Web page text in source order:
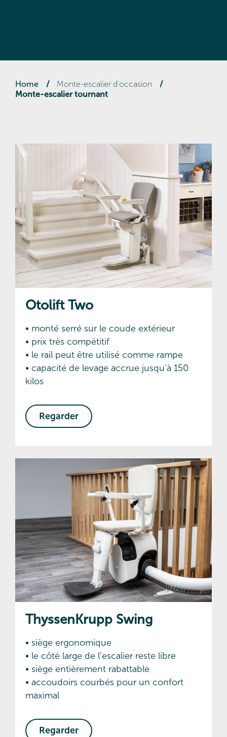
Home / Monte-escalier d’occasion
/
Monte-escalier tournant
Otolift Two
• monté serré sur le coude extérieur
• prix très compétitif
• le rail peut être utilisé comme rampe
• capacité de levage accrue jusqu’à 150
kilos
Regarder
ThyssenKrupp Swing
• siège ergonomique
• le côté large de l’escalier reste libre
• siège entièrement rabattable
• accoudoirs courbés pour un confort
maximal
Regarder